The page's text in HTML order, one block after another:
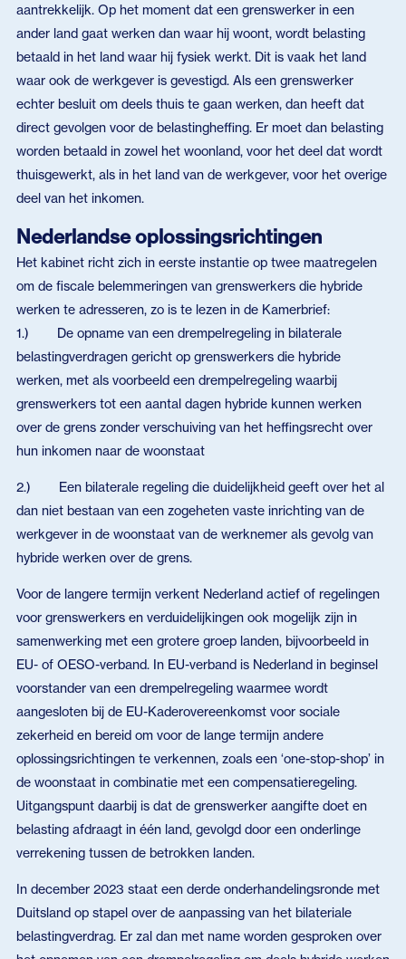
aantrekkelijk. Op het moment dat een grenswerker in een
ander land gaat werken dan waar hij woont, wordt belasting
betaald in het land waar hij fysiek werkt. Dit is vaak het land
waar ook de werkgever is gevestigd. Als een grenswerker
echter besluit om deels thuis te gaan werken, dan heeft dat
direct gevolgen voor de belastingheffing. Er moet dan belasting
worden betaald in zowel het woonland, voor het deel dat wordt
thuisgewerkt, als in het land van de werkgever, voor het overige
deel van het inkomen.
Nederlandse oplossingsrichtingen
Het kabinet richt zich in eerste instantie op twee maatregelen
om de fiscale belemmeringen van grenswerkers die hybride
werken te adresseren, zo is te lezen in de Kamerbrief:
1.) De opname van een drempelregeling in bilaterale
belastingverdragen gericht op grenswerkers die hybride
werken, met als voorbeeld een drempelregeling waarbij
grenswerkers tot een aantal dagen hybride kunnen werken
over de grens zonder verschuiving van het heffingsrecht over
hun inkomen naar de woonstaat
2.) Een bilaterale regeling die duidelijkheid geeft over het al
dan niet bestaan van een zogeheten vaste inrichting van de
werkgever in de woonstaat van de werknemer als gevolg van
hybride werken over de grens.
Voor de langere termijn verkent Nederland actief of regelingen
voor grenswerkers en verduidelijkingen ook mogelijk zijn in
samenwerking met een grotere groep landen, bijvoorbeeld in
EU- of OESO-verband. In EU-verband is Nederland in beginsel
voorstander van een drempelregeling waarmee wordt
aangesloten bij de EU-Kaderovereenkomst voor sociale
zekerheid en bereid om voor de lange termijn andere
oplossingsrichtingen te verkennen, zoals een ‘one-stop-shop’ in
de woonstaat in combinatie met een compensatieregeling.
Uitgangspunt daarbij is dat de grenswerker aangifte doet en
belasting afdraagt in één land, gevolgd door een onderlinge
verrekening tussen de betrokken landen.
In december 2023 staat een derde onderhandelingsronde met
Duitsland op stapel over de aanpassing van het bilateriale
belastingverdrag. Er zal dan met name worden gesproken over